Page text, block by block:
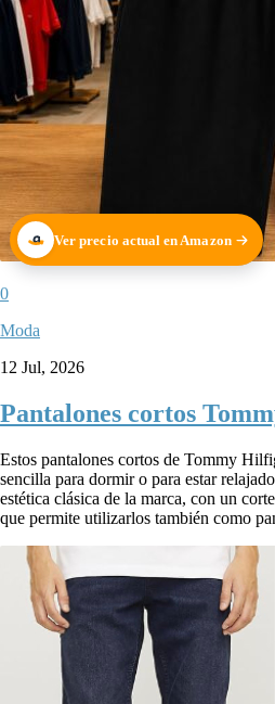
Ver precio actual en Amazon
0
Moda
12 Jul, 2026
Pantalones cortos
Estos pantalones cortos de Tommy
sencilla para dormir o para estar
estética clásica de la marca, con un
que permite utilizarlos también como